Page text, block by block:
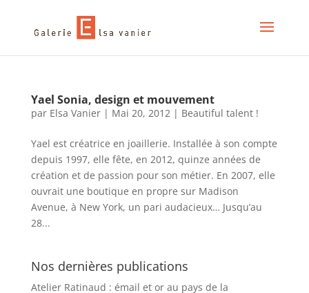
Yael Sonia, design et mouvement
par Elsa Vanier| Mai 20, 2012| Beautiful talent !
Yael est créatrice en joaillerie. Installée à son compte
depuis 1997, elle fête, en 2012, quinze années de
création et de passion pour son métier. En 2007, elle
ouvrait une boutique en propre sur Madison
Avenue, à New York, un pari audacieux… Jusqu’au
28...
Nos dernières publications
Atelier Ratinaud : émail et or au pays de la